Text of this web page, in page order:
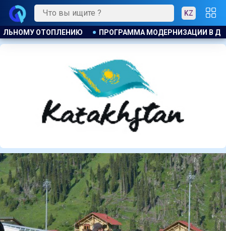
KZ
В ДЕЙСТВИИ КАЗАХСТАНСКИЕ